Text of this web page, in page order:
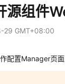
源组件
29 GMT+08:00
配置Manager页